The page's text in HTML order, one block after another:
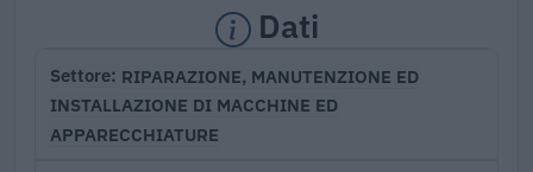
Dati
Settore RIPARAZIONE, MANUTENZIONE ED
INSTALLAZIONE DI MACCHINE ED
APPARECCHIATURE